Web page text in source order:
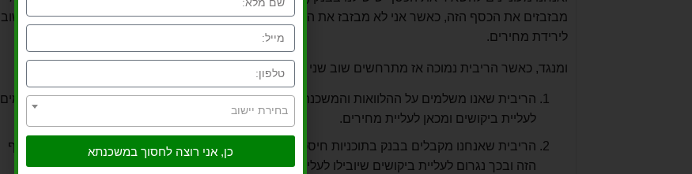
מבזבזים את הכסף הזה, כאשר אני לא מבזבז את הכסף אני בעצם מוריד את הביקושים שלי למוצרים וגורם שוב
לירידת מחירים.
ומנגד, כאשר הריבית נמוכה אז מתרחשים שוב שני דברים במקביל:
הריבית שאנו משלמים על ההלוואות והמשכנתאות שלנו נמוכה ויש לנו יותר כסף לבזבז ובכך אנחנו גורמים
לעליית ביקושים ומכאן לעליית מחירים.
הריבית שאנחנו מקבלים בבנק בתוכניות חיסכון היא מאוד נמוכה ולכן נעדיף לבזבז או להשקיע את הכסף
הזה ובכך נגרום לעליית ביקושים שיובילו לעליית מחירים.
בחירת יישוב
כן, אני רוצה לחסוך במשכנתא